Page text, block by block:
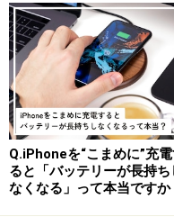
Q.iPhoneを“こまめに”充
ると「バッテリーが長持ち
なくなる」って本当ですか